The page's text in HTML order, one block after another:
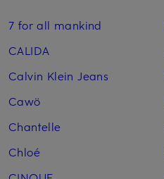
7 for all mankind
CALIDA
Calvin Klein Jeans
Cawö
Chantelle
Chloé